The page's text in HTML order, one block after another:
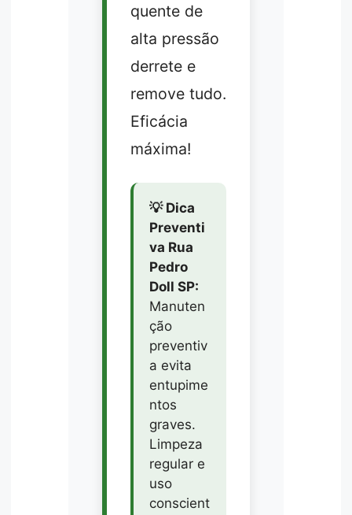
quente de
alta pressão
derrete e
remove tudo.
Eficácia
máxima!
💡 Dica
Preventi
va Rua
Pedro
Doll SP:
Manuten
ção
preventiv
a evita
entupime
ntos
graves.
Limpeza
regular e
uso
conscient